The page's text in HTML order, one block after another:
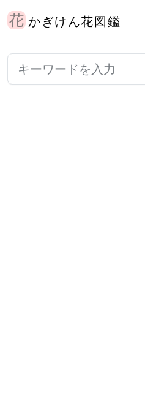
かぎけん花図鑑